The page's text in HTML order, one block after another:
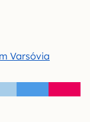
Varsóvia